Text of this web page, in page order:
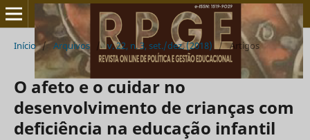
Início / Arquivos / v. 22, n. 3, set./dez. (2018) / Artigos
O afeto e o cuidar no
desenvolvimento de crianças com
deficiência na educação infantil